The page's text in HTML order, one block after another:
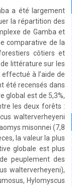
a été largement
la répartition des
de Gamba et
comparative de la
côtiers et
littérature sur les
à l’aide de
été recensés dans
global est de 5,3%,
les deux forêts :
walterverheyeni
misonnei (7,8
la valeur la plus
globale est plus
peuplement des
walterverheyeni),
Hylomyscus